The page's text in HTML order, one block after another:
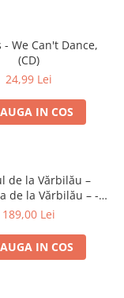
- We Can't Dance,
(CD)
24,99 Lei
IN COS
de la Vărbilău –
de la Vărbilău – -
(Disc Vinil)
189,00 Lei
IN COS